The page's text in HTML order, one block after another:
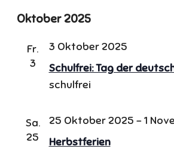
Oktober 2025
Fr.
3
Schulfrei: Tag der
3 Oktober 2025
schulfrei
Sa.
25
Herbstferien
25 Oktober 2025 -1